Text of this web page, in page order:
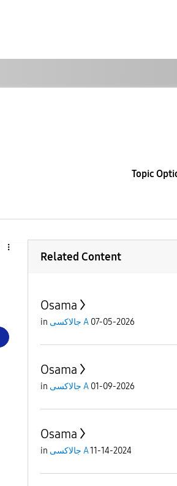
Topic
Related Content
Osama
in جالاكسى A 07-05-2026
Osama
in جالاكسى A 01-09-2026
Osama
in جالاكسى A11-14-2024